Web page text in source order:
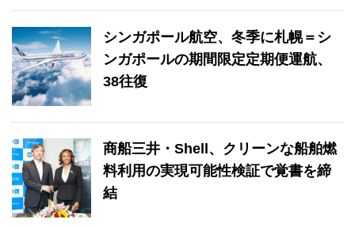
シンガポール航空、冬季に札幌＝シ
ンガポールの期間限定定期便運航、
38往復
商船三井・Shell、クリーンな船舶燃
料利用の実現可能性検証で覚書を締
結